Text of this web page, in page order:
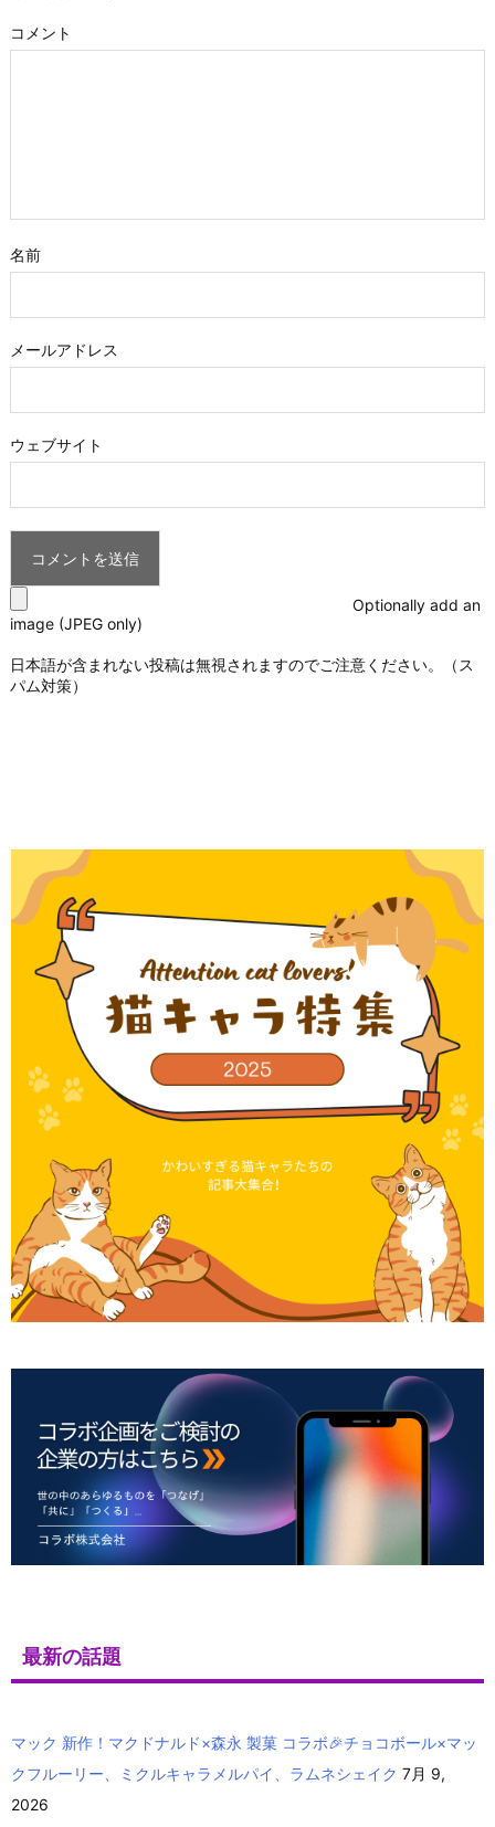
コメント
名前
メールアドレス
ウェブサイト
Optionally add an
image (JPEG only)
日本語が含まれない投稿は無視されますのでご注意ください。（ス
パム対策）
最新の話題
マック 新作！マクドナルド×森永 製菓 コラボ🎉チョコボール×マッ
クフルーリー、ミクルキャラメルパイ、ラムネシェイク 7月 9,
2026